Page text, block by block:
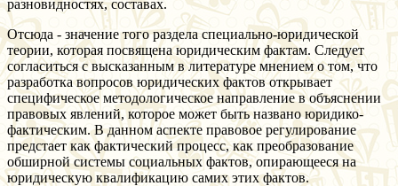
разновидностях, составах.
Отсюда - значение того раздела специально-юридической
теории, которая посвящена юридическим фактам. Следует
согласиться с высказанным в литературе мнением о том, что
разработка вопросов юридических фактов открывает
специфическое методологическое направление в объяснении
правовых явлений, которое может быть названо юридико-
фактическим. В данном аспекте правовое регулирование
предстает как фактический процесс, как преобразование
обширной системы социальных фактов, опирающееся на
юридическую квалификацию самих этих фактов.